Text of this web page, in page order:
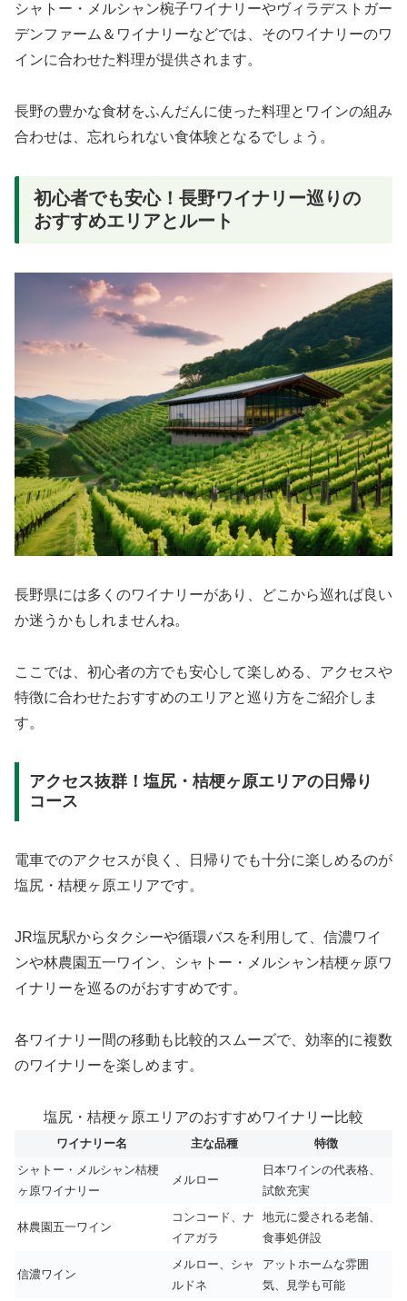
シャトー・メルシャン椀子ワイナリーやヴィラデストガー
デンファーム＆ワイナリーなどでは、そのワイナリーのワ
インに合わせた料理が提供されます。
長野の豊かな食材をふんだんに使った料理とワインの組み
合わせは、忘れられない食体験となるでしょう。
初心者でも安心！長野ワイナリー巡りの
おすすめエリアとルート
長野県には多くのワイナリーがあり、どこから巡れば良い
か迷うかもしれませんね。
ここでは、初心者の方でも安心して楽しめる、アクセスや
特徴に合わせたおすすめのエリアと巡り方をご紹介しま
す。
アクセス抜群！塩尻・桔梗ヶ原エリアの日帰り
コース
電車でのアクセスが良く、日帰りでも十分に楽しめるのが
塩尻・桔梗ヶ原エリアです。
JR塩尻駅からタクシーや循環バスを利用して、信濃ワイ
ンや林農園五一ワイン、シャトー・メルシャン桔梗ヶ原ワ
イナリーを巡るのがおすすめです。
各ワイナリー間の移動も比較的スムーズで、効率的に複数
のワイナリーを楽しめます。
塩尻・桔梗ヶ原エリアのおすすめワイナリー比較
ワイナリー名 主な品種
特徴
シャトー・メルシャン桔梗
ヶ原ワイナリー
メルロー
日本ワインの代表格、
試飲充実
林農園五一ワイン
コンコード、ナ
イアガラ
地元に愛される老舗、
食事処併設
信濃ワイン
メルロー、シャ
ルドネ
アットホームな雰囲
気、見学も可能